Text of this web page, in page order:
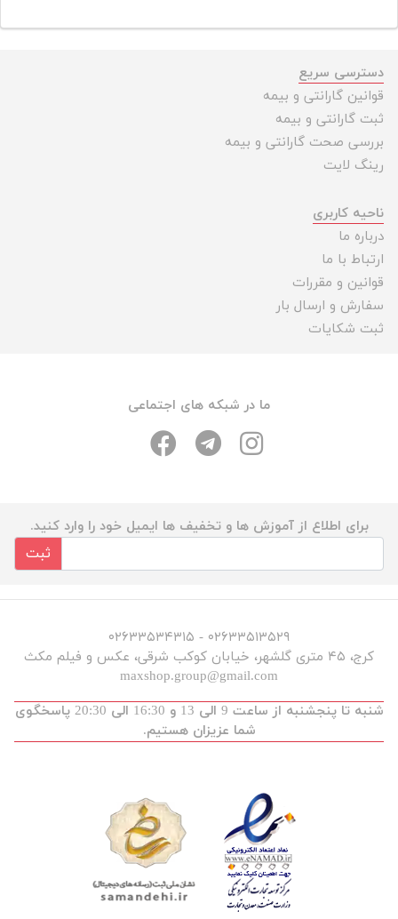
دسترسی سریع
قوانین گارانتی و بیمه
ثبت گارانتی و بیمه
بررسی صحت گارانتی و بیمه
رینگ لایت
ناحیه کاربری
درباره ما
ارتباط با ما
قوانین و مقررات
سفارش و ارسال بار
ثبت شکایات
ما در شبکه های اجتماعی
برای اطلاع از آموزش ها و تخفیف ها ایمیل خود را وارد کنید.
ثبت
۰۲۶۳۳۵۱۳۵۲۹ - ۰۲۶۳۳۵۳۴۳۱۵
کرج، ۴۵ متری گلشهر، خیابان کوکب شرقی، عکس و فیلم مکث
maxshop.group@gmail.com
شنبه تا پنجشنبه از ساعت 9 الی 13 و 16:30 الی 20:30 پاسخگوی
شما عزیزان هستیم.